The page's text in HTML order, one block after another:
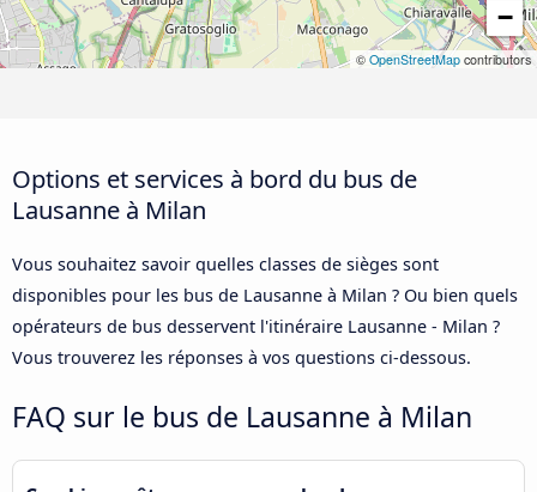
−
© OpenStreetMap contributors
Options et services à bord du bus de
Lausanne à Milan
Vous souhaitez savoir quelles classes de sièges sont
disponibles pour les bus de Lausanne à Milan ? Ou bien quels
opérateurs de bus desservent l'itinéraire Lausanne - Milan ?
Vous trouverez les réponses à vos questions ci-dessous.
FAQ sur le bus de Lausanne à Milan